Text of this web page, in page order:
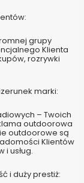
grupy
Klienta
rozrywki
marki:
– Twoich
outdoorowa
outdoorowe są
Klientów
usług.
i duży prestiż: